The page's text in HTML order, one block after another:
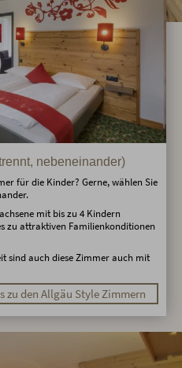
nebeneinander)
für die Kinder? Gerne, wählen Sie
mit bis zu 4 Kindern
zu attraktiven Familienkonditionen
sind auch diese Zimmer auch mit
zu den Allgäu Style Zimmern